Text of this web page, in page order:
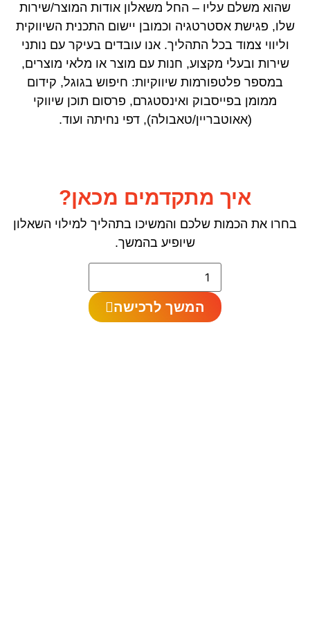
שהוא משלם עליו – החל משאלון אודות המוצר/שירות
שלו, פגישת אסטרטגיה וכמובן יישום התכנית השיווקית
וליווי צמוד בכל התהליך. אנו עובדים בעיקר עם נותני
שירות ובעלי מקצוע, חנות עם מוצר או מלאי מוצרים,
במספר פלטפורמות שיווקיות: חיפוש בגוגל, קידום
ממומן בפייסבוק ואינסטגרם, פרסום תוכן שיווקי
(אאוטבריין/טאבולה), דפי נחיתה ועוד.
איך מתקדמים מכאן?
בחרו את הכמות שלכם והמשיכו בתהליך למילוי השאלון
שיופיע בהמשך.
המשך לרכישה